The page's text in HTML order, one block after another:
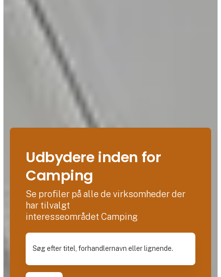
Udbydere inden for
Camping
Se profiler på alle de virksomheder der
har tilvalgt
interesseområdet Camping
Søg efter titel, forhandlernavn eller lignende.